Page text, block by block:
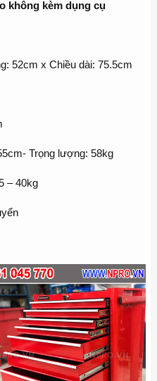
không kèm dụng cụ
52cm x Chiều dài: 75.5cm
Trọng lượng: 58kg
– 40kg